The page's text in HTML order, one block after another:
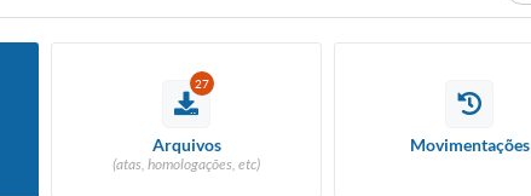
27
Arquivos
(atas, homologações, etc)
Movimentações